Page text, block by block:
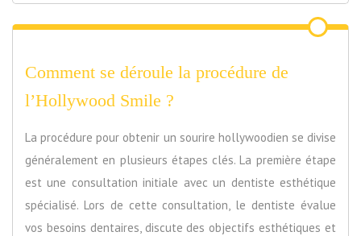
Comment se déroule la procédure de
l’Hollywood Smile ?
La procédure pour obtenir un sourire hollywoodien se divise
généralement en plusieurs étapes clés. La première étape
est une consultation initiale avec un dentiste esthétique
spécialisé. Lors de cette consultation, le dentiste évalue
vos besoins dentaires, discute des objectifs esthétiques et